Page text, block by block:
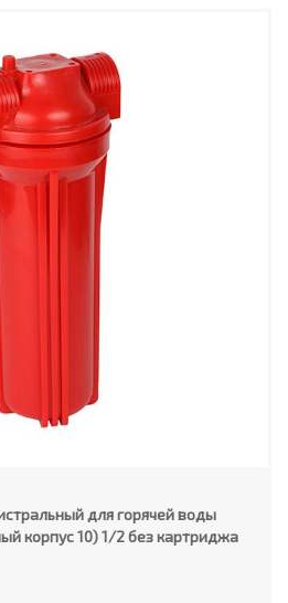
для горячей воды
корпус 10) 1/2 без картриджа